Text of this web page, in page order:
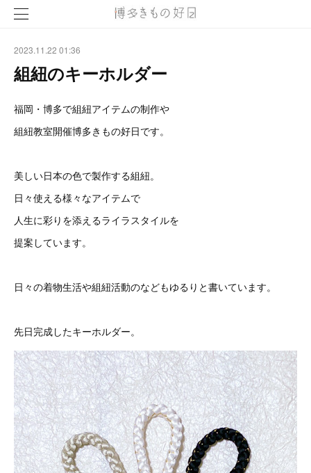
2023.11.22 01:36
組紐のキーホルダー
福岡・博多で組紐アイテムの制作や
組紐教室開催博多きもの好日です。
美しい日本の色で製作する組紐。
日々使える様々なアイテムで
人生に彩りを添えるライラスタイルを
提案しています。
日々の着物生活や組紐活動のなどもゆるりと書いています。
先日完成したキーホルダー。